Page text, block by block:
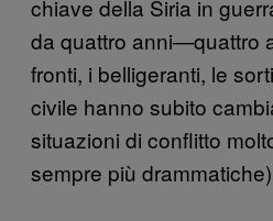
chiave della Siria in
da quattro anni—quattro
fronti, i belligeranti, le
civile hanno subito
situazioni di conflitto
sempre più